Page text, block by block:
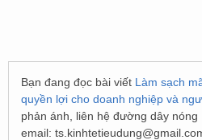
Bạn đang đọc bài viết Làm sạch
quyền lợi cho doanh nghiệp và
phản ánh, liên hệ đường dây
email: